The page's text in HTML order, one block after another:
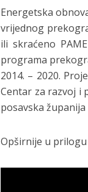
Energetska
vrijednog
ili skraćeno
programa
2014. – 2020.
Centar za razvoj i
posavska
Opširnije u prilogu